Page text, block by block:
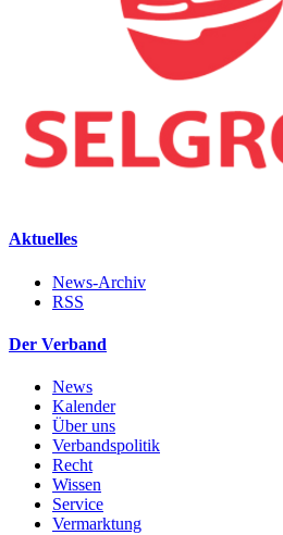
Aktuelles
News-Archiv
RSS
Der Verband
News
Kalender
Über uns
Verbandspolitik
Recht
Wissen
Service
Vermarktung